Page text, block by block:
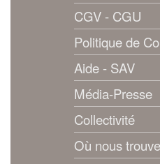
CGV - CGU
Politique de
Aide - SAV
Média-Presse
Collectivité
Où nous